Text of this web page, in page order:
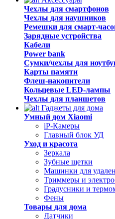
Чехлы для смартфонов
Чехлы для наушников
Ремешки для смарт-
Зарядные устройства
Кабели
Power bank
Сумки/чехлы для
Карты памяти
Флеш-накопители
Кольцевые LED-лампы
Чехлы для планшетов
Гаджеты для дома
Умный дом Xiaomi
iP-Камеры
Главный блок УД
Уход и красота
Зеркала
Зубные щетки
Машинки для
Триммеры и
Градусники и
Фены
Товары для дома
Датчики